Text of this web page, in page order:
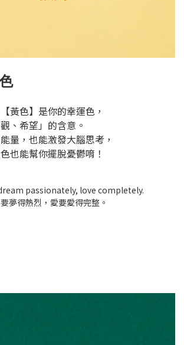
黃色】是你的幸運色，
、希望」的含意。
量，也能激發大腦思考，
也能幫你擺脫憂鬱唷！
passionately, love completely.
夢得熱烈，愛要愛得完整。